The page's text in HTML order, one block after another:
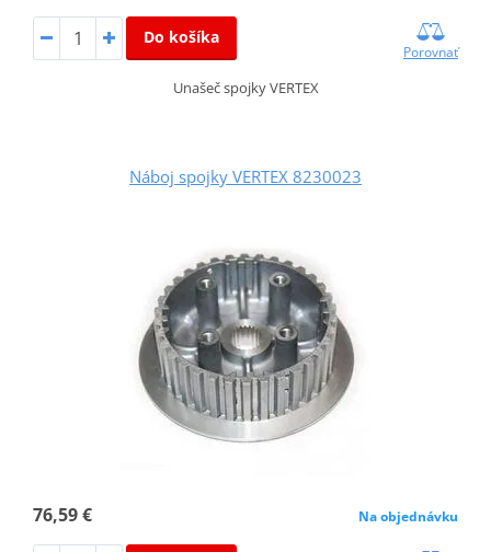
Do košíka
Porovnať
Unašeč spojky VERTEX
Náboj spojky VERTEX 8230023
76,59 € Na objednávku